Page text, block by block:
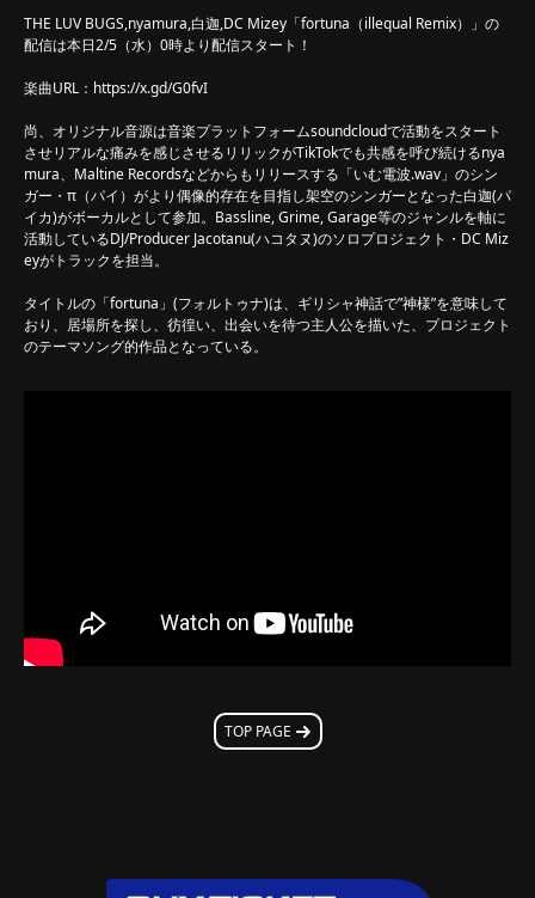
THE LUV BUGS,nyamura,白迦,DC Mizey「fortuna（illequal Remix）」の
配信は本日2/5（水）0時より配信スタート！
楽曲URL： https://x.gd/G0fvI
尚、オリジナル音源は音楽プラットフォームsoundcloudで活動をスタート
させリアルな痛みを感じさせるリリックがTikTokでも共感を呼び続けるnya
mura、Maltine Recordsなどからもリリースする「いむ電波.wav」のシン
ガー・π（パイ）がより偶像的存在を目指し架空のシンガーとなった白迦(パ
イカ)がボーカルとして参加。Bassline, Grime, Garage等のジャンルを軸に
活動しているDJ/Producer Jacotanu(ハコタヌ)のソロプロジェクト・DC Miz
eyがトラックを担当。
タイトルの「fortuna」(フォルトゥナ)は、ギリシャ神話で”神様”を意味して
おり、居場所を探し、彷徨い、出会いを待つ主人公を描いた、プロジェクト
のテーマソング的作品となっている。
TOP PAGE